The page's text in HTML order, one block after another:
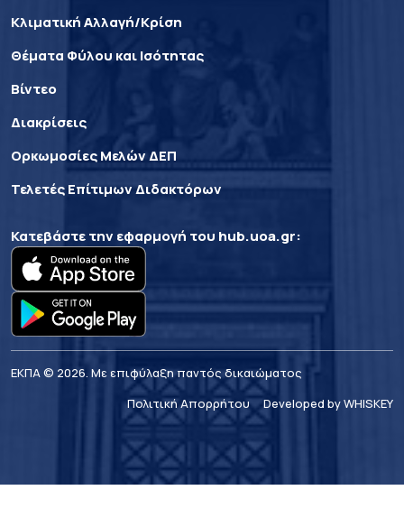
Κλιματική Αλλαγή/Κρίση
Θέματα Φύλου και Ισότητας
Βίντεο
Διακρίσεις
Ορκωμοσίες Μελών ΔΕΠ
Τελετές Επίτιμων Διδακτόρων
Κατεβάστε την εφαρμογή του hub.uoa.gr:
ΕΚΠΑ © 2026. Με επιφύλαξη παντός δικαιώματος
Πολιτική Απορρήτου
Developed by WHISKEY